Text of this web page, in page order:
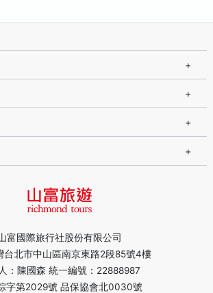
富國際旅行社股份有限公司
台北市中山區南京東路2段85號4樓
：陳國森 統一編號：22888987
字第2029號 品保協會北0030號